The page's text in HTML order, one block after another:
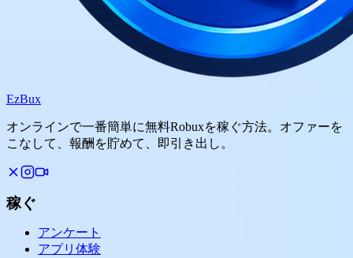
EzBux
オンラインで一番簡単に無料Robuxを稼ぐ方法。オファーを
こなして、報酬を貯めて、即引き出し。
稼ぐ
アンケート
アプリ体験